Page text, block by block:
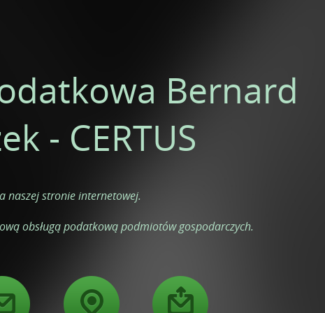
Bernard
- CERTUS
naszej stronie internetowej.
obsługą podatkową podmiotów gospodarczych.